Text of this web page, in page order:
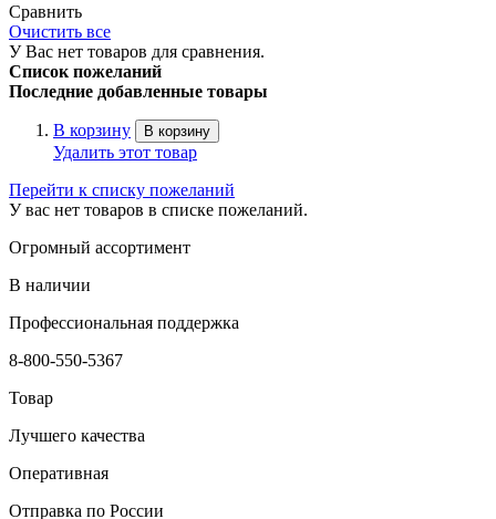
Сравнить
Очистить все
У Вас нет товаров для сравнения.
Список пожеланий
Последние добавленные товары
В корзину В корзину
Удалить этот товар
Перейти к списку пожеланий
У вас нет товаров в списке пожеланий.
Огромный ассортимент
В наличии
Профессиональная поддержка
8-800-550-5367
Товар
Лучшего качества
Оперативная
Отправка по России